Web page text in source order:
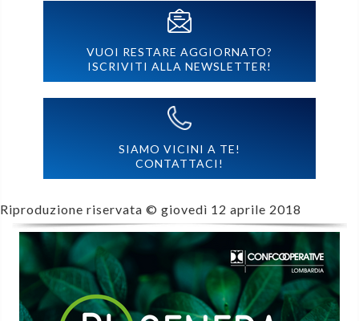
VUOI RESTARE AGGIORNATO?
ISCRIVITI ALLA NEWSLETTER!
SIAMO VICINI A TE!
CONTATTACI!
Riproduzione riservata © giovedì 12 aprile 2018